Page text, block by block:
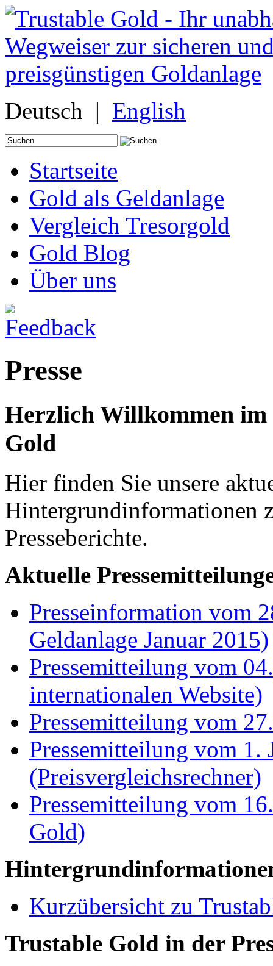
Deutsch | English
Suche
nach:
Startseite
Gold als Geldanlage
Vergleich Tresorgold
Gold Blog
Über uns
Presse
Herzlich Willkommen im
Gold
Hier finden Sie unsere
Hintergrundinformationen
Presseberichte.
Aktuelle
Presseinformation vom
Geldanlage Januar 2015)
Pressemitteilung vom
internationalen Website)
Pressemitteilung vom
Pressemitteilung vom 1.
(Preisvergleichsrechner)
Pressemitteilung vom
Gold)
Kurzübersicht zu
Trustable Gold in der